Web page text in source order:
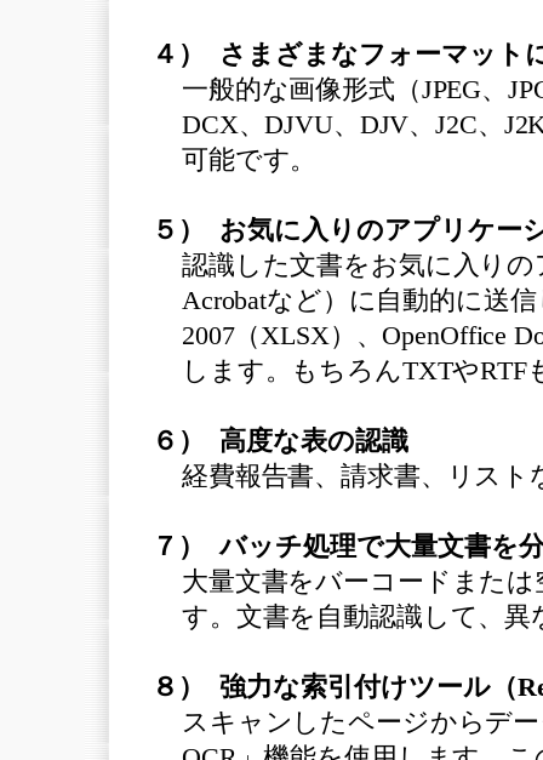
４） さまざまなフォーマット
一般的な画像形式（JPEG、
DCX、DJVU、DJV、J2C、
可能です。
５） お気に入りのアプリケー
認識した文書をお気に入りの
Acrobatなど）に自動的に送
2007（XLSX）、OpenOffice
します。もちろんTXTや
６） 高度な表の認識
経費報告書、請求書、リス
７） バッチ処理で大量文書を
大量文書をバーコードまた
す。文書を自動認識して、
８） 強力な索引付けツール（
スキャンしたページからデ